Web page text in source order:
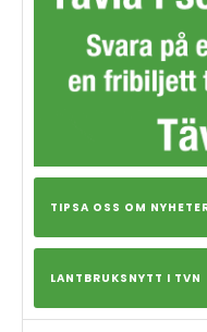
TIPSA OSS OM
LANTBRUKSNYTT I TVN